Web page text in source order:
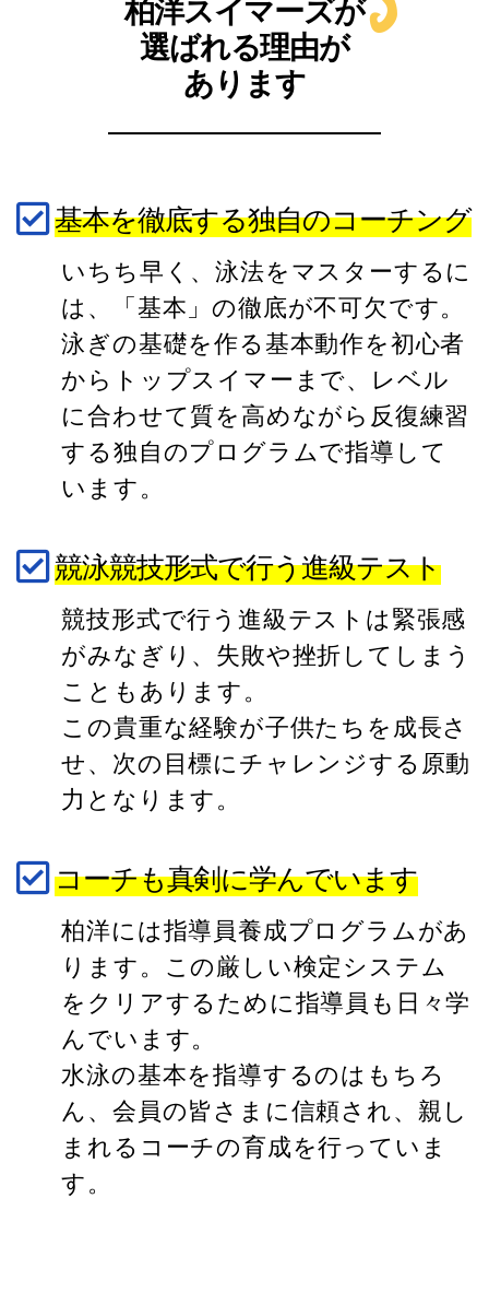
柏洋スイマーズが
選ばれる理由が
あります
基本を徹底する独自のコーチング
いちち早く、泳法をマスターするに
は、「基本」の徹底が不可欠です。
泳ぎの基礎を作る基本動作を初心者
からトップスイマーまで、レベル
に合わせて質を高めながら反復練習
する独自のプログラムで指導して
います。
競泳競技形式で行う進級テスト
競技形式で行う進級テストは緊張感
がみなぎり、失敗や挫折してしまう
こともあります。
この貴重な経験が子供たちを成長さ
せ、次の目標にチャレンジする原動
力となります。
コーチも真剣に学んでいます
柏洋には指導員養成プログラムがあ
ります。この厳しい検定システム
をクリアするために指導員も日々学
んでいます。
水泳の基本を指導するのはもちろ
ん、会員の皆さまに信頼され、親し
まれるコーチの育成を行っていま
す。